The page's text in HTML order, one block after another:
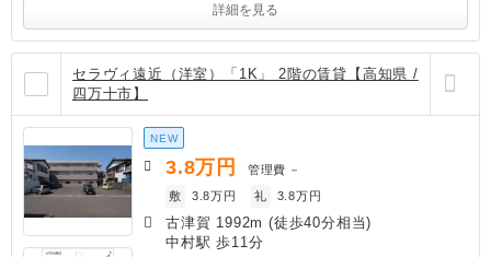
詳細を見る
セラヴィ遠近（洋室）「1K」 2階の賃貸【高知県 /
四万十市】
NEW
3.8万円 管理費 －
敷
3.8万円 礼 3.8万円
古津賀 1992m (徒歩40分相当)
中村駅 歩11分